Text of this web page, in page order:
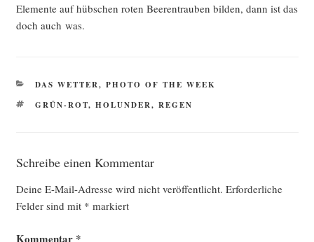
Ele­men­te auf hüb­schen roten Bee­ren­trau­ben bil­den, dann ist das
doch auch was.
KATEGORIEN
DAS WETTER, PHOTO OF THE WEEK
SCHLAGWÖRTER
GRÜN-ROT, HOLUNDER, REGEN
Schreibe einen Kommentar
Deine E-Mail-Adresse wird nicht veröffentlicht. Erforderliche
Felder sind mit * markiert
Kommentar *